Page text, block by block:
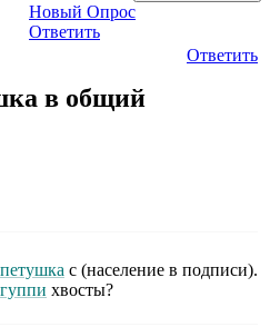
Новый Опрос
Ответить
Ответить
в общий
петушка с (население в подписи).
гуппи хвосты?